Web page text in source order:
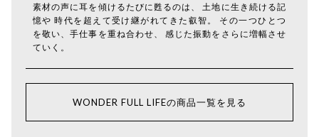
素材の声に耳を傾けるたびに甦るのは、 土地に生き続ける記
憶や 時代を超えて受け継がれてきた叡智。 その一つひとつ
を敬い、手仕事を重ね合わせ、 感じた振動をさらに増幅させ
ていく。
WONDER FULL LIFEの商品一覧を見る